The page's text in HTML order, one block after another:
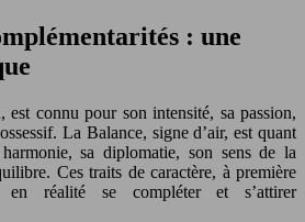
: une
est connu pour son intensité, sa passion,
La Balance, signe d’air, est quant
sa diplomatie, son sens de la
Ces traits de caractère, à première
en réalité se compléter et s’attirer